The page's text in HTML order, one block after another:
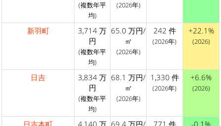
(複数年平
均)
(2026年)
新羽町
3,714 万
円
(複数年平
均)
65.0 万円/
㎡
(2026年)
242 件
(2026年)
+22.1%
(2026)
日吉
3,834 万
円
(複数年平
均)
68.1 万円/
㎡
(2026年)
1,330 件
(2026年)
+6.6%
(2026)